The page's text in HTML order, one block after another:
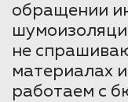
обращении
не
материалах
работаем с